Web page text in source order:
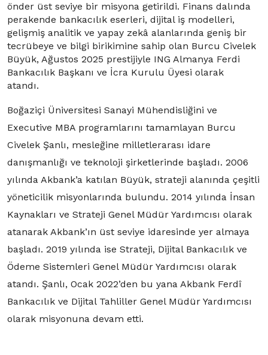
önder üst seviye bir misyona getirildi. Finans dalında
perakende bankacılık eserleri, dijital iş modelleri,
gelişmiş analitik ve yapay zekâ alanlarında geniş bir
tecrübeye ve bilgi birikimine sahip olan Burcu Civelek
Büyük, Ağustos 2025 prestijiyle ING Almanya Ferdi
Bankacılık Başkanı ve İcra Kurulu Üyesi olarak
atandı.
Boğaziçi Üniversitesi Sanayi Mühendisliğini ve
Executive MBA programlarını tamamlayan Burcu
Civelek Şanlı, mesleğine milletlerarası idare
danışmanlığı ve teknoloji şirketlerinde başladı. 2006
yılında Akbank’a katılan Büyük, strateji alanında çeşitli
yöneticilik misyonlarında bulundu. 2014 yılında İnsan
Kaynakları ve Strateji Genel Müdür Yardımcısı olarak
atanarak Akbank’ın üst seviye idaresinde yer almaya
başladı. 2019 yılında ise Strateji, Dijital Bankacılık ve
Ödeme Sistemleri Genel Müdür Yardımcısı olarak
atandı. Şanlı, Ocak 2022’den bu yana Akbank Ferdî
Bankacılık ve Dijital Tahliller Genel Müdür Yardımcısı
olarak misyonuna devam etti.